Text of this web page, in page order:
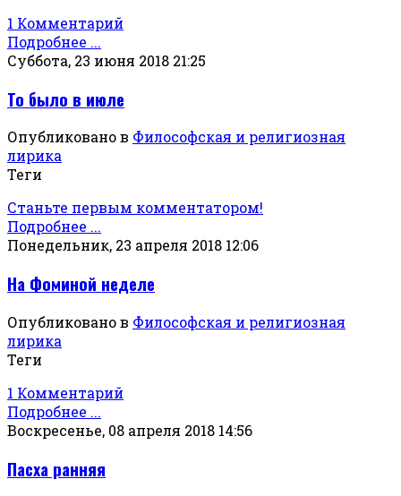
1 Комментарий
Подробнее ...
Суббота, 23 июня 2018 21:25
То было в июле
Опубликовано в Философская и религиозная
лирика
Теги
Станьте первым комментатором!
Подробнее ...
Понедельник, 23 апреля 2018 12:06
На Фоминой неделе
Опубликовано в Философская и религиозная
лирика
Теги
1 Комментарий
Подробнее ...
Воскресенье, 08 апреля 2018 14:56
Пасха ранняя